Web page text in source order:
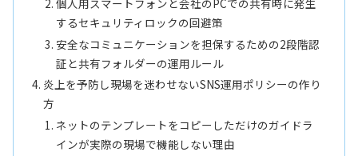
するセキュリティロックの回避策
安全なコミュニケーションを担保するための2段階認
証と共有フォルダーの運用ルール
炎上を予防し現場を迷わせないSNS運用ポリシーの作り
方
ネットのテンプレートをコピーしただけのガイドラ
インが実際の現場で機能しない理由